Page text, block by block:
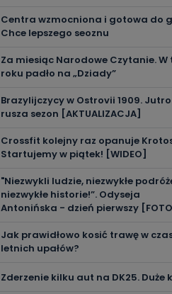
Centra wzmocniona i gotowa do
Chce lepszego seoznu
Za miesiąc Narodowe Czytanie. W
roku padło na „Dziady”
Brazylijczycy w Ostrovii 1909. Jutro
rusza sezon [AKTUALIZACJA]
Crossfit kolejny raz opanuje
Startujemy w piątek! [WIDEO]
"Niezwykli ludzie, niezwykłe
niezwykłe historie!”. Odyseja
Antonińska - dzień pierwszy
Jak prawidłowo kosić trawę w
letnich upałów?
Zderzenie kilku aut na DK25. Duże